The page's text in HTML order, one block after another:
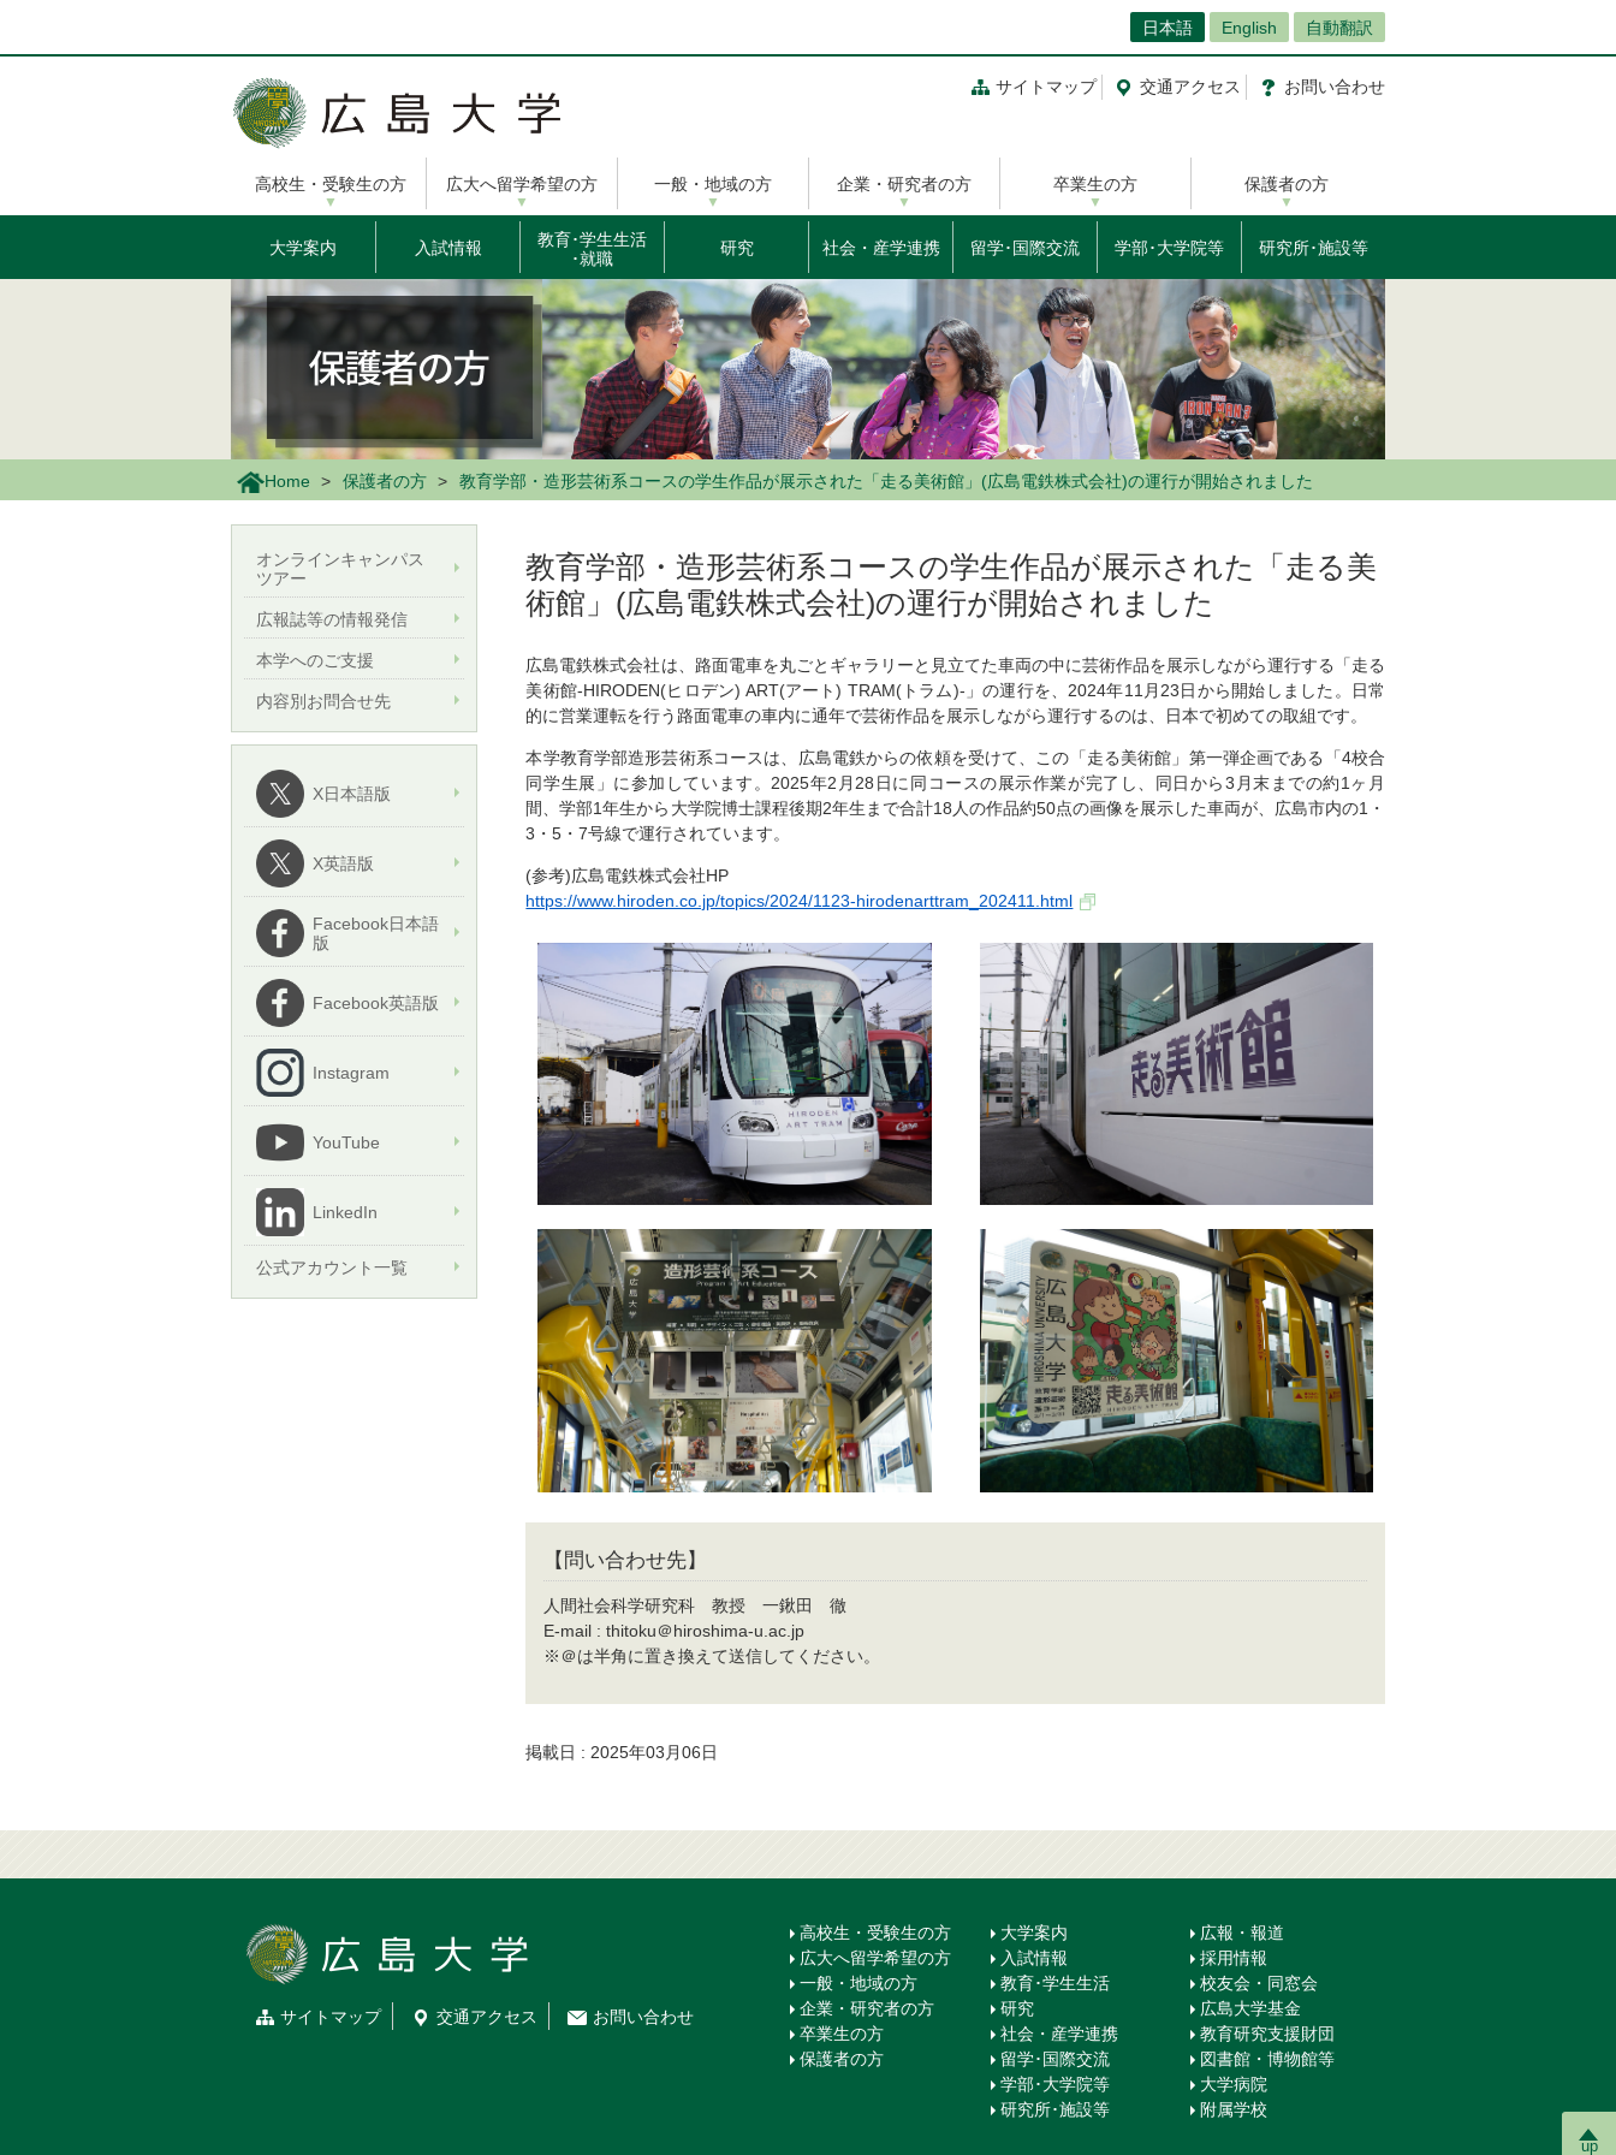
ン
に
日本語 English 自動翻訳
サイトマップ 交通アクセス お問い合わせ
高校生・受験生の方 広大へ留学希望の方 一般・地域の方 企業・研究者の方 卒業生の方 保護者の方
大学案内 入試情報
教育･学生生活
･就職
研究 社会・産学連携 留学･国際交流 学部･大学院等 研究所･施設等
Home 保護者の方 教育学部・造形芸術系コースの学生作品が展示された「走る美術館」(広島電鉄株式会社)の運行が開始されました
教育学部・造形芸術系コースの学生作品が展示された「走る美
術館」(広島電鉄株式会社)の運行が開始されました
広島電鉄株式会社は、路面電車を丸ごとギャラリーと見立てた車両の中に芸術作品を展示しながら運行する「走る
美術館-HIRODEN(ヒロデン) ART(アート) TRAM(トラム)-」の運行を、2024年11月23日から開始しました。日常
的に営業運転を行う路面電車の車内に通年で芸術作品を展示しながら運行するのは、日本で初めての取組です。
本学教育学部造形芸術系コースは、広島電鉄からの依頼を受けて、この「走る美術館」第一弾企画である「4校合
同学生展」に参加しています。2025年2月28日に同コースの展示作業が完了し、同日から3月末までの約1ヶ月
間、学部1年生から大学院博士課程後期2年生まで合計18人の作品約50点の画像を展示した車両が、広島市内の1・
3・5・7号線で運行されています。
(参考)広島電鉄株式会社HP
https://www.hiroden.co.jp/topics/2024/1123-hirodenarttram_202411.html
【問い合わせ先】
人間社会科学研究科 教授 一鍬田 徹
E-mail : thitoku＠hiroshima-u.ac.jp
※＠は半角に置き換えて送信してください。
掲載日 : 2025年03月06日
オンラインキャンパス
ツアー
広報誌等の情報発信
本学へのご支援
内容別お問合せ先
X日本語版
X英語版
Facebook日本語
版
Facebook英語版
Instagram
YouTube
LinkedIn
公式アカウント一覧
up
高校生・受験生の方
広大へ留学希望の方
一般・地域の方
企業・研究者の方
卒業生の方
保護者の方
大学案内
入試情報
教育･学生生活
研究
社会・産学連携
留学･国際交流
学部･大学院等
研究所･施設等
広報・報道
採用情報
校友会・同窓会
広島大学基金
教育研究支援財団
図書館・博物館等
大学病院
附属学校
サイトマップ 交通アクセス お問い合わせ